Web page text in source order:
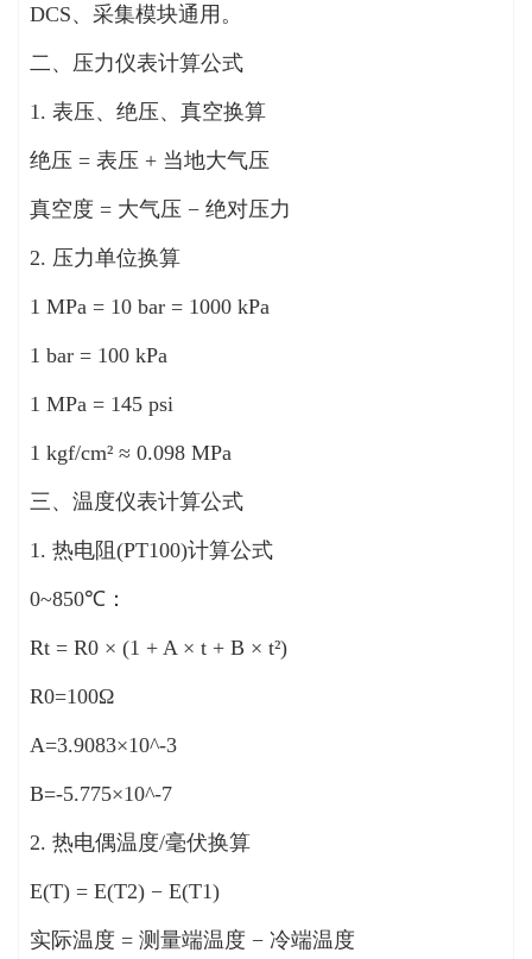
DCS、采集模块通用。
二、压力仪表计算公式
1. 表压、绝压、真空换算
绝压 = 表压 + 当地大气压
真空度 = 大气压 − 绝对压力
2. 压力单位换算
1 MPa = 10 bar = 1000 kPa
1 bar = 100 kPa
1 MPa = 145 psi
1 kgf/cm² ≈ 0.098 MPa
三、温度仪表计算公式
1. 热电阻(PT100)计算公式
0~850℃：
Rt = R0 × (1 + A × t + B × t²)
R0=100Ω
A=3.9083×10^-3
B=-5.775×10^-7
2. 热电偶温度/毫伏换算
E(T) = E(T2) − E(T1)
实际温度 = 测量端温度 − 冷端温度